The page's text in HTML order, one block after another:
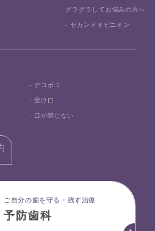
グラグラしてお悩みの方へ
- セカンドオピニオン
- デコボコ
- 受け口
- 口が閉じない
ご自分の歯を守る・残す治療
予防歯科